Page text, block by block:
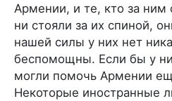
Армении, и те, кто за ним
ни стояли за их спиной,
нашей силы у них нет
беспомощны. Если бы у
могли помочь Армении
Некоторые иностранные